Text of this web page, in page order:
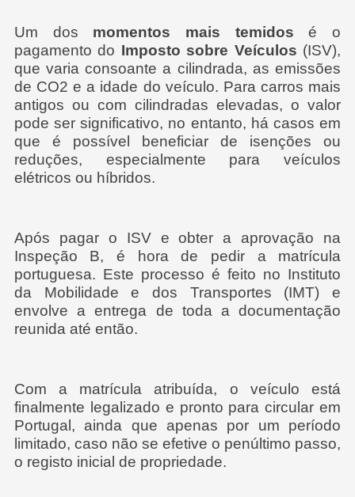
Um dos momentos mais temidos é o
pagamento do Imposto sobre Veículos (ISV),
que varia consoante a cilindrada, as emissões
de CO2 e a idade do veículo. Para carros mais
antigos ou com cilindradas elevadas, o valor
pode ser significativo, no entanto, há casos em
que é possível beneficiar de isenções ou
reduções, especialmente para veículos
elétricos ou híbridos.
Após pagar o ISV e obter a aprovação na
Inspeção B, é hora de pedir a matrícula
portuguesa. Este processo é feito no Instituto
da Mobilidade e dos Transportes (IMT) e
envolve a entrega de toda a documentação
reunida até então.
Com a matrícula atribuída, o veículo está
finalmente legalizado e pronto para circular em
Portugal, ainda que apenas por um período
limitado, caso não se efetive o penúltimo passo,
o registo inicial de propriedade.